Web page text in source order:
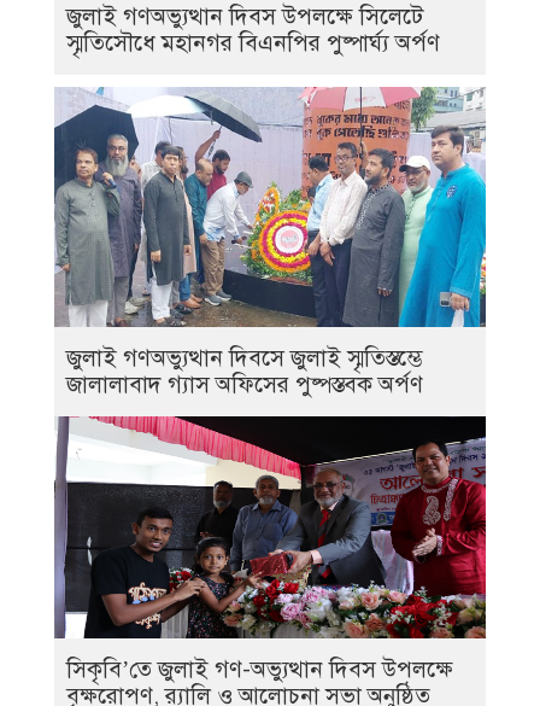
জুলাই গণঅভ্যুত্থান দিবস উপলক্ষে সিলেটে
স্মৃতিসৌধে মহানগর বিএনপির পুষ্পার্ঘ্য অর্পণ
জুলাই গণঅভ্যুত্থান দিবসে জুলাই স্মৃতিস্তম্ভে
জালালাবাদ গ্যাস অফিসের পুষ্পস্তবক অর্পণ
সিকৃবি’তে জুলাই গণ-অভ্যুত্থান দিবস উপলক্ষে
বৃক্ষরোপণ, র‍্যালি ও আলোচনা সভা অনুষ্ঠিত